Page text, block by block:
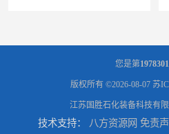
您是第1978301
版权所有 ©2026-08-07 苏
江苏国胜石化装备科技有
技术支持： 八方资源网 免责